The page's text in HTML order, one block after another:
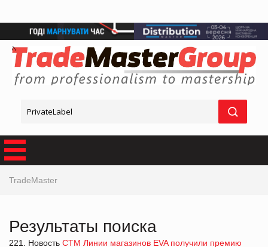
TradeMaster
Результаты поиска
221. Новость СТМ Линии магазинов EVA получили премию